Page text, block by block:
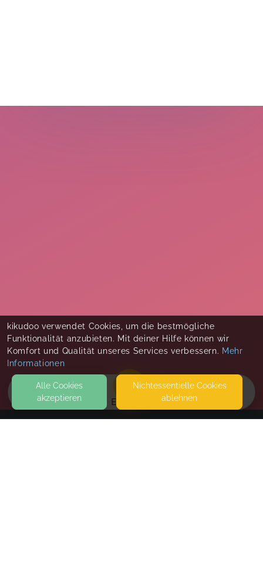
EVENTS
kikudoo verwendet Cookies, um die bestmögliche
Funktionalität anzubieten. Mit deiner Hilfe können wir
Komfort und Qualität unseres Services verbessern. Mehr
Informationen
Alle Cookies
akzeptieren
Nicht­essentielle Cookies
ablehnen